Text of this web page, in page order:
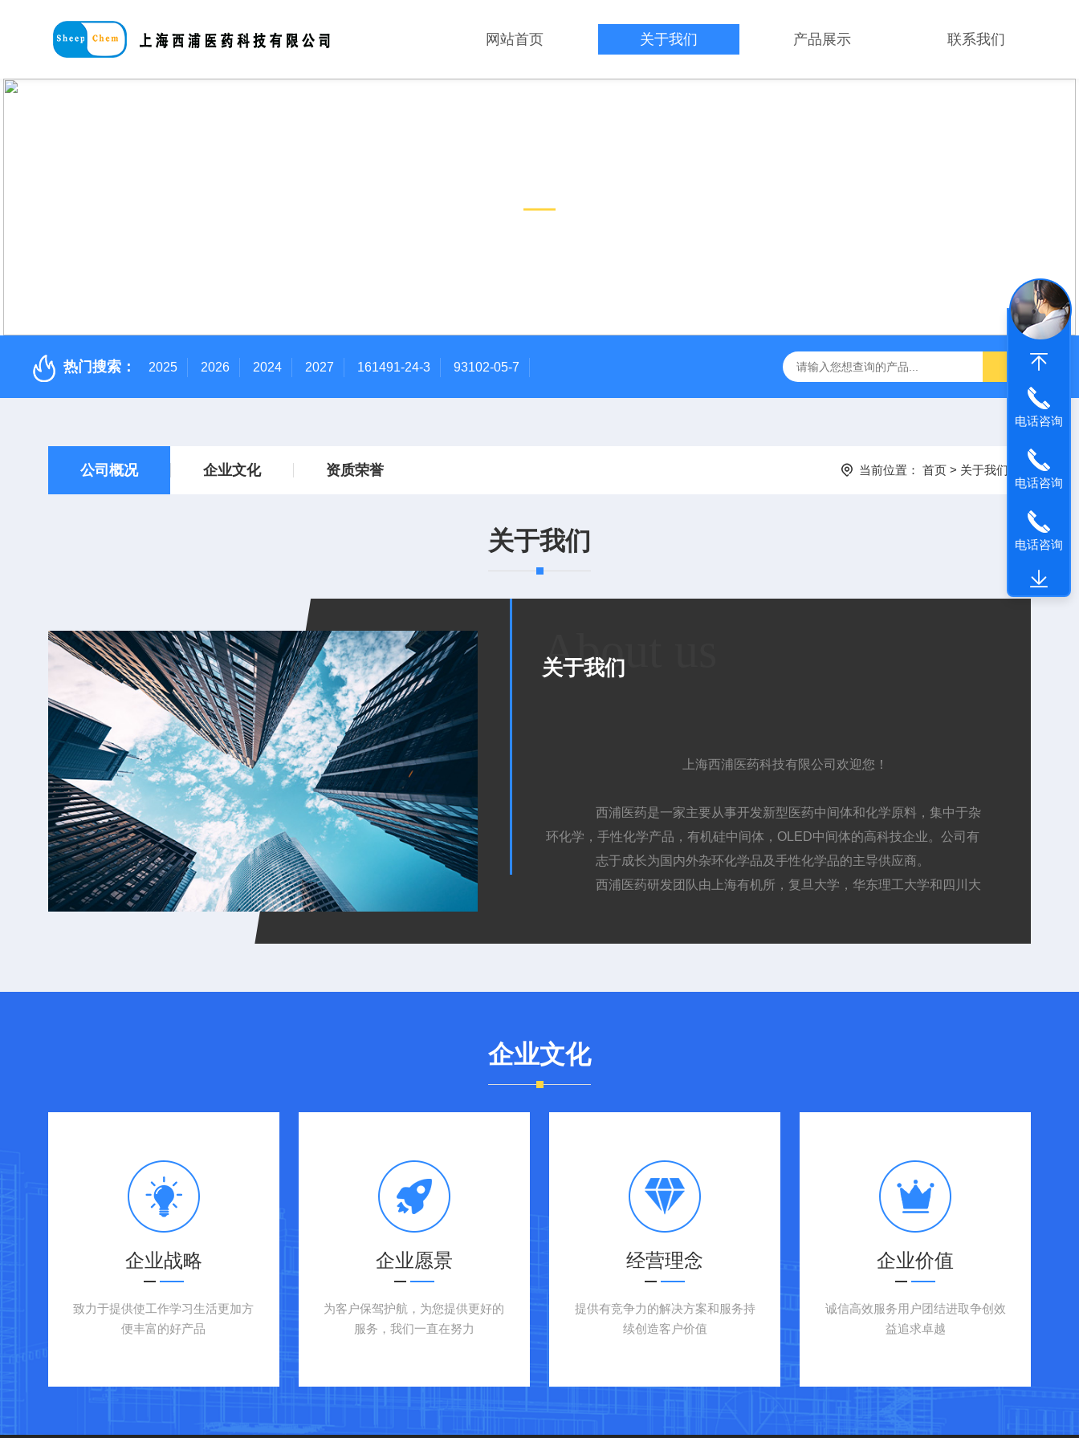
网站首页 关于我们 产品展示 联系我们
热门搜索： 2025 2026 2024 2027 161491-24-3 93102-05-7
公司概况 企业文化 资质荣誉 当前位置： 首页 > 关于我们
关于我们
About us
关于我们
上海西浦医药科技有限公司欢迎您！
西浦医药是一家主要从事开发新型医药中间体和化学原料，集中于杂
环化学，手性化学产品，有机硅中间体，OLED中间体的高科技企业。公司有
志于成长为国内外杂环化学品及手性化学品的主导供应商。
西浦医药研发团队由上海有机所，复旦大学，华东理工大学和四川大
设备，以及高真空的精馏装置。实验室从事50-5000g 的高技术目录产品生产
企业文化
企业战略
致力于提供使工作学习生活更加方
便丰富的好产品
企业愿景
为客户保驾护航，为您提供更好的
服务，我们一直在努力
经营理念
提供有竞争力的解决方案和服务持
续创造客户价值
企业价值
诚信高效服务用户团结进取争创效
益追求卓越
电话咨询
电话咨询
电话咨询